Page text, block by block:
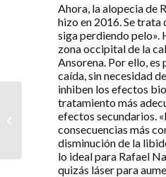
Ahora, la alopecia de
hizo en 2016. Se trata
siga perdiendo pelo».
zona occipital de la
Ansorena. Por ello,
caída, sin necesidad
inhiben los efectos
tratamiento más
efectos secundarios.
consecuencias más
disminución de la
lo ideal para Rafael
quizás láser para
¿Dolor menstrual
intenso? Quizás
padezcas
endometriosis